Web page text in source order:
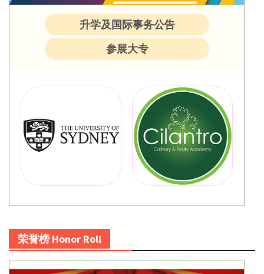
升学及国际事务公告
参展大专
荣誉榜 Honor Roll